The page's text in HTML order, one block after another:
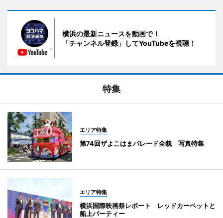
横浜の最新ニュースを動画で！
「チャンネル登録」してYouTubeを視聴！
特集
エリア特集
第74回ザよこはまパレード全貌 写真特集
エリア特集
横浜国際映画祭レポート レッドカーペットと
船上パーティー